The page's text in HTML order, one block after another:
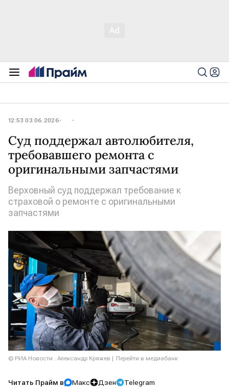
12:53 03.06.2026
Суд поддержал автолюбителя,
требовавшего ремонта с
оригинальными запчастями
Верховный суд поддержал требование к
страховой о ремонте с оригинальными
запчастями
© РИА Новости . Александр Кряжев Перейти в медиабанк
Читать Прайм в Макс Дзен Telegram